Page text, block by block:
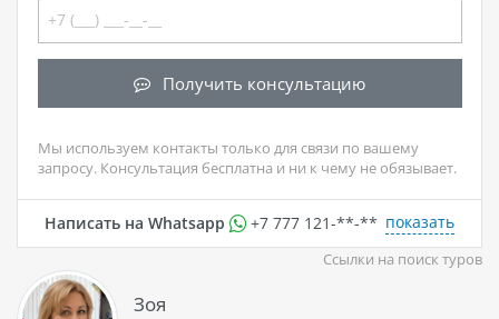
Получить консультацию
Мы используем контакты только для связи по вашему
запросу. Консультация бесплатна и ни к чему не обязывает.
Написать на Whatsapp +7 777 121-**-** показать
Ссылки на поиск туров
Зоя